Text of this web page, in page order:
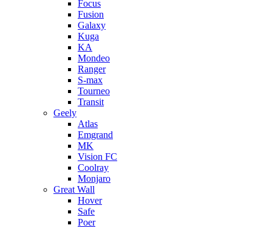
Focus
Fusion
Galaxy
Kuga
KA
Mondeo
Ranger
S-max
Tourneo
Transit
Geely
Atlas
Emgrand
MK
Vision FC
Coolray
Monjaro
Great Wall
Hover
Safe
Poer